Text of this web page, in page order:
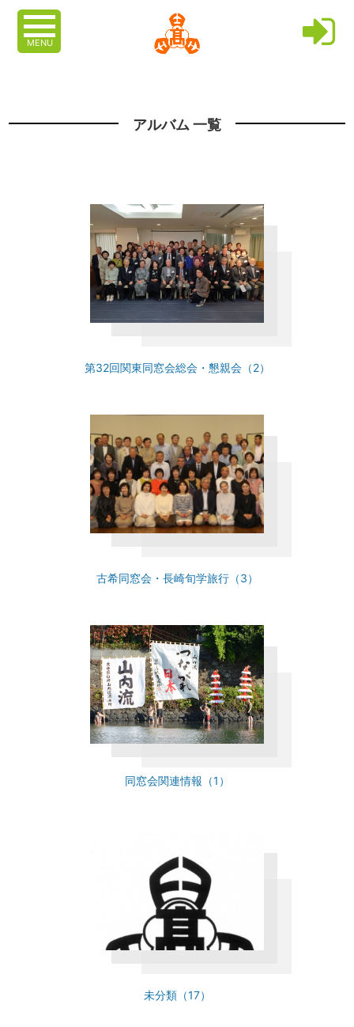
MENU
アルバム 一覧
第32回関東同窓会総会・懇親会（2）
古希同窓会・長崎旬学旅行（3）
同窓会関連情報（1）
未分類（17）